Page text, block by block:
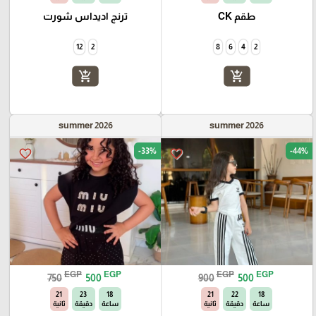
طقم CK
2
4
6
8
add_shopping_cart
ترنج اديداس شورت
2
12
add_shopping_cart
summer 2026
favorite_border -44%
900 EGP 500 EGP
18
ساعة
22
دقيقة
20
ثانية
summer 2026
favorite_border -33%
750 EGP 500 EGP
18
ساعة
23
دقيقة
20
ثانية